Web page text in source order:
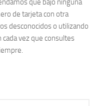
que bajo ninguna
de tarjeta con otra
desconocidos o utilizando
cada vez que consultes